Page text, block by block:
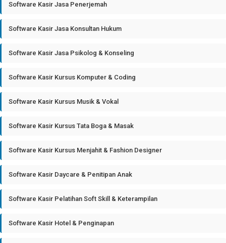
Software Kasir Jasa Penerjemah
Software Kasir Jasa Konsultan Hukum
Software Kasir Jasa Psikolog & Konseling
Software Kasir Kursus Komputer & Coding
Software Kasir Kursus Musik & Vokal
Software Kasir Kursus Tata Boga & Masak
Software Kasir Kursus Menjahit & Fashion Designer
Software Kasir Daycare & Penitipan Anak
Software Kasir Pelatihan Soft Skill & Keterampilan
Software Kasir Hotel & Penginapan